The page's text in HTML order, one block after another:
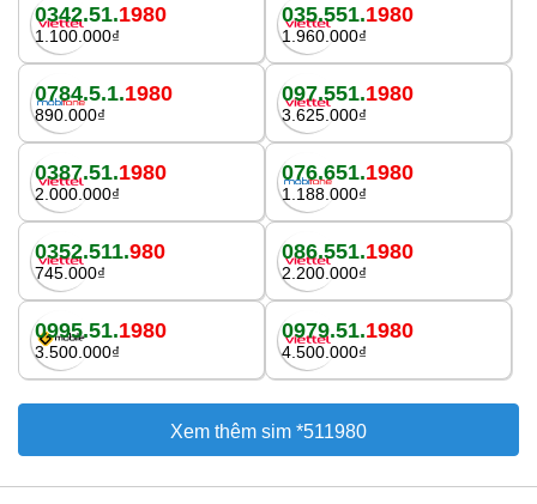
0342.51.1980
1.100.000₫
035.551.1980
1.960.000₫
0784.5.1.1980
890.000₫
097.551.1980
3.625.000₫
0387.51.1980
2.000.000₫
076.651.1980
1.188.000₫
0352.511.980
745.000₫
086.551.1980
2.200.000₫
0995.51.1980
3.500.000₫
0979.51.1980
4.500.000₫
Xem thêm sim *511980